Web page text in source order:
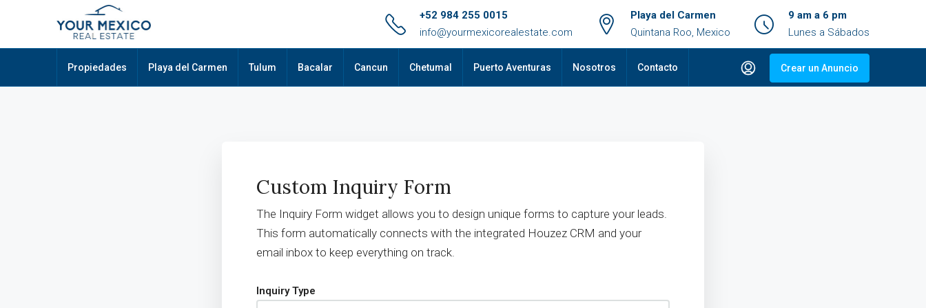
+52 984 255 0015
info@yourmexicorealestate.com
Playa del Carmen
Quintana Roo, Mexico
9 am a 6 pm
Lunes a Sábados
Propiedades Playa del Carmen Tulum Bacalar Cancun Chetumal Puerto Aventuras Nosotros Contacto Crear un Anuncio
Custom Inquiry Form
The Inquiry Form widget allows you to design unique forms to capture your leads.
This form automatically connects with the integrated Houzez CRM and your
email inbox to keep everything on track.
Inquiry Type